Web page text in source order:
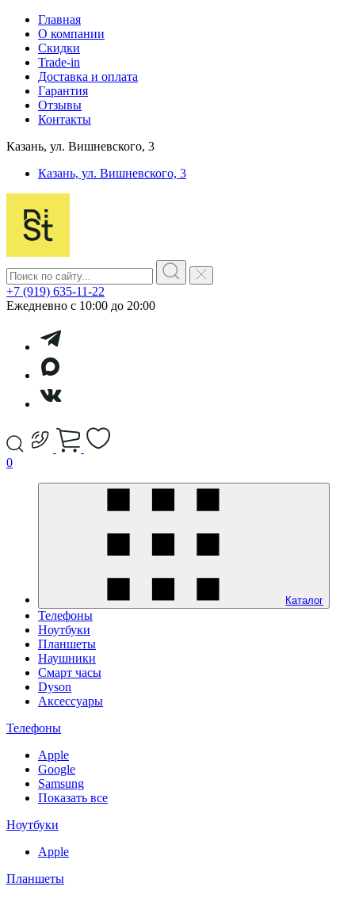
Главная
О компании
Скидки
Trade-in
Доставка и оплата
Гарантия
Отзывы
Контакты
Казань, ул. Вишневского, 3
Казань, ул. Вишневского, 3
+7 (919) 635-11-22
Ежедневно с 10:00 до 20:00
0
Каталог
Телефоны
Ноутбуки
Планшеты
Наушники
Смарт часы
Dyson
Аксессуары
Телефоны
Apple
Google
Samsung
Показать все
Ноутбуки
Apple
Планшеты